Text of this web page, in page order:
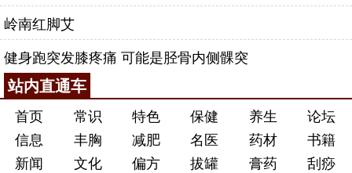
岭南红脚艾
健身跑突发膝疼痛 可能是胫骨内侧髁突
站内直通车
首页 常识 特色 保健 养生
论坛
信息
丰胸 减肥 名医 药材
书籍
新闻
文化 偏方 拔罐 膏药
刮痧